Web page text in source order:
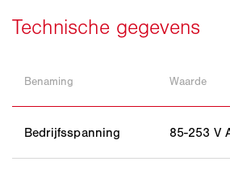
Benaming Waarde
Bedrijfsspanning 85-253 V